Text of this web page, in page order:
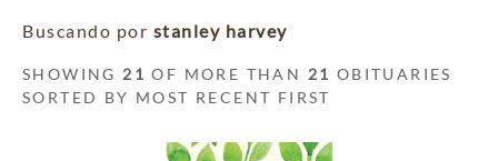
Buscando por stanley harvey
SHOWING 21 OF MORE THAN 21 OBITUARIES
SORTED BY MOST RECENT FIRST